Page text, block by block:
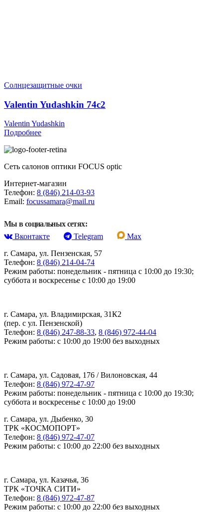
Солнцезащитные очки
Valentin Yudashkin 74c2
Valentin Yudashkin
Подробнее
Сеть салонов оптики FOCUS optic
Интернет-магазин
Телефон: 8 (846) 214-03-93
Email: focussamara@mail.ru
Мы в социальных сетях:
Вконтакте
Telegram
Max
г. Самара, ул. Пензенская, 57
Телефон: 8 (846) 214-04-74
Режим работы: понедельник - пятница с 10:00 до 19:30;
суббота и воскресенье с 10:00 до 19:00
г. Самара, ул. Владимирская, 31К2
(пер. с ул. Пензенской)
Телефон: 8 (846) 247-88-33, 8 (846) 972-44-04
Режим работы: с 10:00 до 19:00 без выходных
г. Самара, ул. Садовая, 176 / Вилоновская, 44
Телефон: 8 (846) 972-47-97
Режим работы: понедельник - пятница с 10:00 до 19:30;
суббота и воскресенье с 10:00 до 19:00
г. Самара, ул. Дыбенко, 30
ТРК «КОСМОПОРТ»
Телефон: 8 (846) 972-47-07
Режим работы: с 10:00 до 22:00 без выходных
г. Самара, ул. Казачья, 36
ТРК «ТОЧКА СИТИ»
Телефон: 8 (846) 972-47-87
Режим работы: с 10:00 до 22:00 без выходных